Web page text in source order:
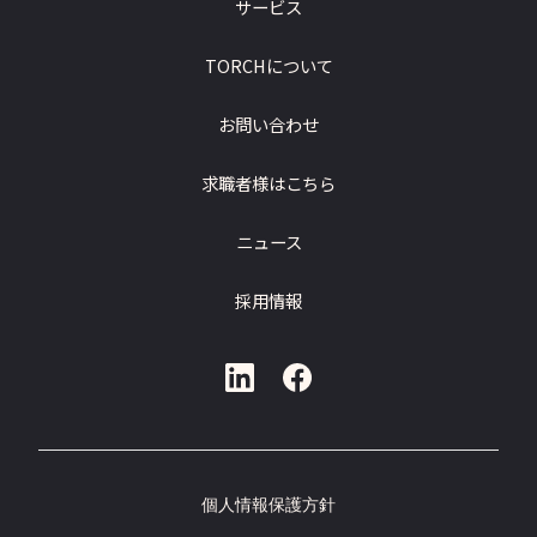
サービス
TORCHについて
お問い合わせ
求職者様はこちら
ニュース
採用情報
個人情報保護方針